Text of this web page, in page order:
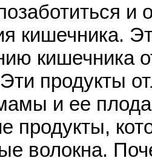
и
кишечника.
кишечника
продукты
и ее
продукты,
волокна.